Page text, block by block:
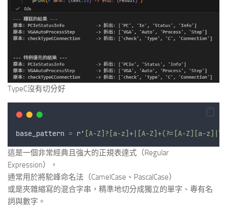
TypeC沒有切分好
base_pattern = r' [A-Z]?[a-z]+|[A-Z]+(?=[A-Z][a-z]| \d
這是一個非常經典且強大的正規表達式（Regular
Expression），
通常用於將駝峰命名法（CamelCase、PascalCase）
或是夾雜縮寫的混合字串，精準地切分成獨立的單字、專有名
詞與數字。